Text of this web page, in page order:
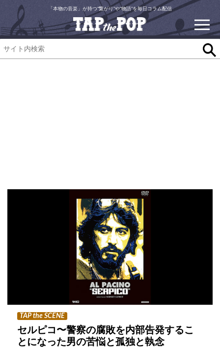
「本物の音楽」が持つ“繋がり”や“物語”を毎日コラム配信
TAP the SCENE
セルピコ〜警察の腐敗を内部告発するこ
とになった男の苦悩と孤独と執念